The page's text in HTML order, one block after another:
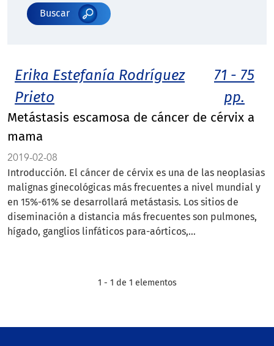
Buscar
Erika Estefanía Rodríguez
Prieto
71 - 75
pp.
Metástasis escamosa de cáncer de cérvix a
mama
2019-02-08
Introducción. El cáncer de cérvix es una de las neoplasias
malignas ginecológicas más frecuentes a nivel mundial y
en 15%-61% se desarrollará metástasis. Los sitios de
diseminación a distancia más frecuentes son pulmones,
hígado, ganglios linfáticos para-aórticos,...
1 - 1 de 1 elementos